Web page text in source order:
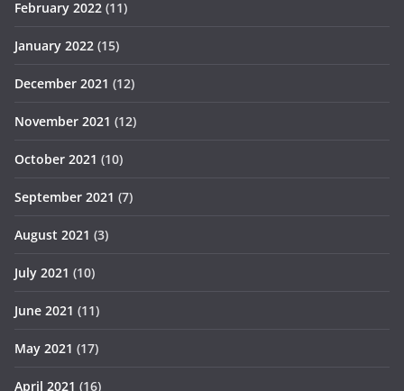
February 2022 (11)
January 2022 (15)
December 2021 (12)
November 2021 (12)
October 2021 (10)
September 2021 (7)
August 2021 (3)
July 2021 (10)
June 2021 (11)
May 2021 (17)
April 2021 (16)